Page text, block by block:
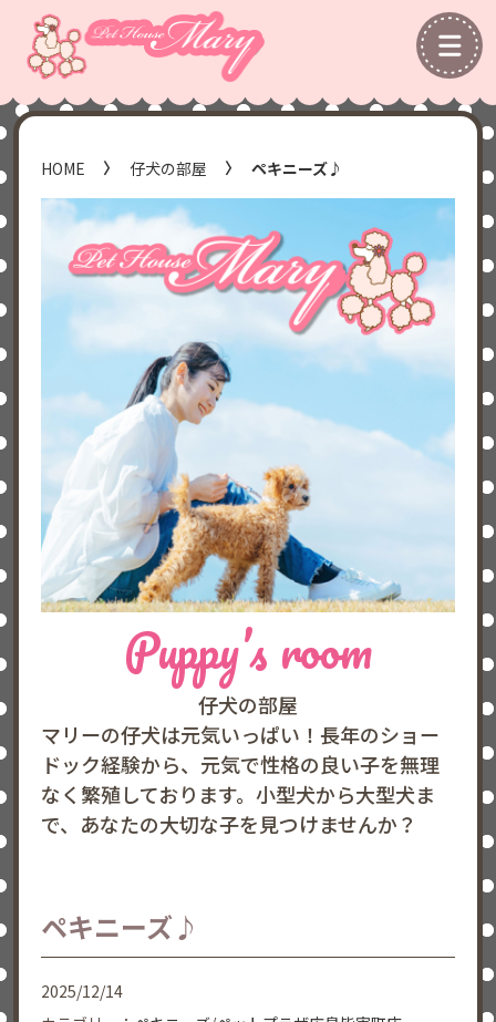
HOME 仔犬の部屋 ペキニーズ♪
Puppy’s room
仔犬の部屋
マリーの仔犬は元気いっぱい！長年のショー
ドック経験から、元気で性格の良い子を無理
なく繁殖しております。小型犬から大型犬ま
で、あなたの大切な子を見つけませんか？
ペキニーズ♪
2025/12/14